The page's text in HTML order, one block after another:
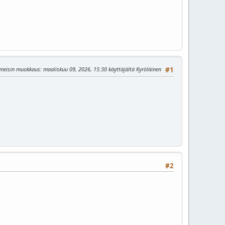
#1
muokkaus: maaliskuu 09, 2026, 15:30 käyttäjältä Kyröläinen
#2